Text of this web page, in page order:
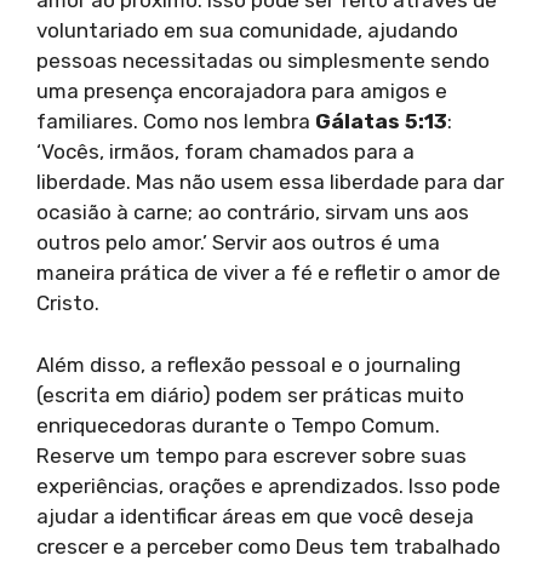
voluntariado em sua comunidade, ajudando
pessoas necessitadas ou simplesmente sendo
uma presença encorajadora para amigos e
familiares. Como nos lembra Gálatas 5:13:
‘Vocês, irmãos, foram chamados para a
liberdade. Mas não usem essa liberdade para dar
ocasião à carne; ao contrário, sirvam uns aos
outros pelo amor.’ Servir aos outros é uma
maneira prática de viver a fé e refletir o amor de
Cristo.
Além disso, a reflexão pessoal e o journaling
(escrita em diário) podem ser práticas muito
enriquecedoras durante o Tempo Comum.
Reserve um tempo para escrever sobre suas
experiências, orações e aprendizados. Isso pode
ajudar a identificar áreas em que você deseja
crescer e a perceber como Deus tem trabalhado